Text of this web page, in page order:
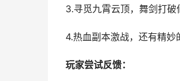
3.寻觅九霄云顶，舞剑打破
4.热血副本激战，还有精妙
玩家尝试反馈：